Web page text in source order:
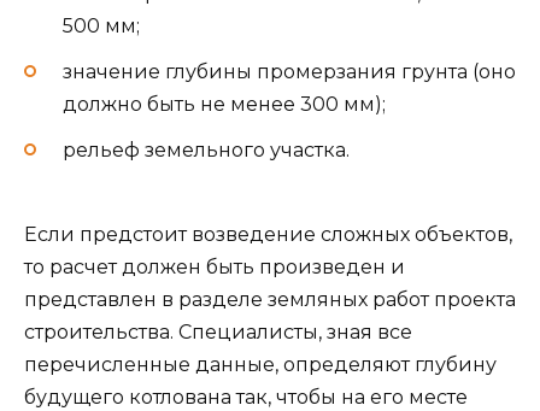
500 мм;
значение глубины промерзания грунта (оно
должно быть не менее 300 мм);
рельеф земельного участка.
Если предстоит возведение сложных объектов,
то расчет должен быть произведен и
представлен в разделе земляных работ проекта
строительства. Специалисты, зная все
перечисленные данные, определяют глубину
будущего котлована так, чтобы на его месте